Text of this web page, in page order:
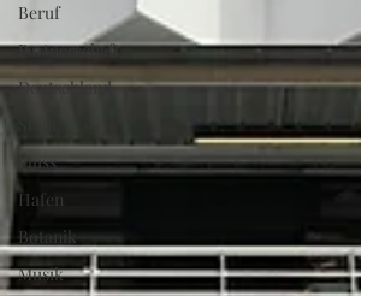
Beruf
Partnerschaft
Deutschland
Fluss
Hafen
Botanik
Musik